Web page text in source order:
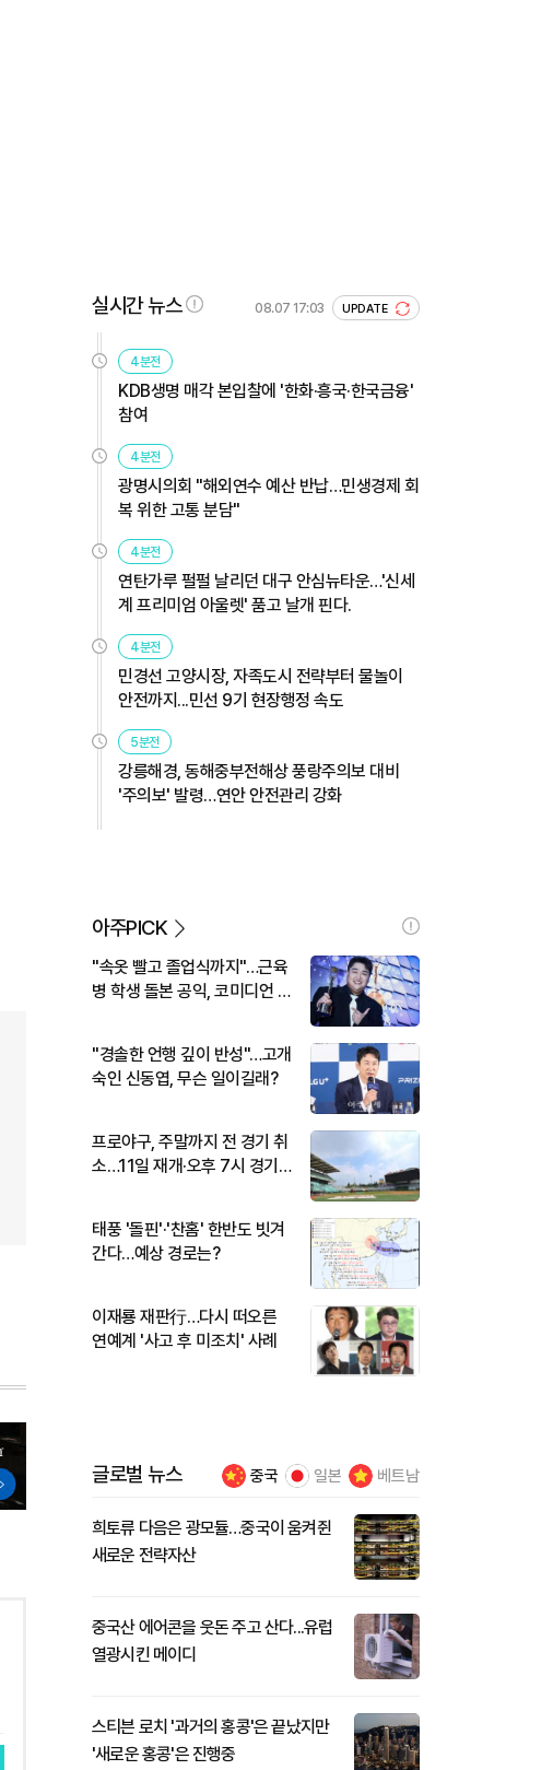
실시간 뉴스 08.07 17:03 UPDATE
4분전
KDB생명 매각 본입찰에 '한화·흥국·한국금융'
참여
4분전
광명시의회 "해외연수 예산 반납…민생경제 회
복 위한 고통 분담"
4분전
연탄가루 펄펄 날리던 대구 안심뉴타운…'신세
계 프리미엄 아울렛' 품고 날개 핀다.
4분전
민경선 고양시장, 자족도시 전략부터 물놀이
안전까지...민선 9기 현장행정 속도
5분전
강릉해경, 동해중부전해상 풍랑주의보 대비
'주의보' 발령…연안 안전관리 강화
아주PICK
"속옷 빨고 졸업식까지"…근육
병 학생 돌본 공익, 코미디언 김
"경솔한 언행 깊이 반성"…고개
숙인 신동엽, 무슨 일이길래?
프로야구, 주말까지 전 경기 취
소…11일 재개·오후 7시 경기
태풍 '돌핀'·'찬홈' 한반도 빗겨
간다…예상 경로는?
이재룡 재판行…다시 떠오른
연예계 '사고 후 미조치' 사례
글로벌 뉴스 중국 일본 베트남
희토류 다음은 광모듈…중국이 움켜쥔
새로운 전략자산
중국산 에어콘을 웃돈 주고 산다...유럽
열광시킨 메이디
스티븐 로치 '과거의 홍콩'은 끝났지만
'새로운 홍콩'은 진행중